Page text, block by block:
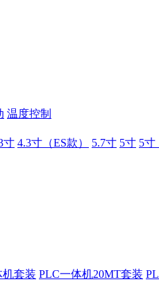
温度控制
寸 4.3寸（ES款） 5.7寸 5寸 5寸
机套装 PLC一体机20MT套装